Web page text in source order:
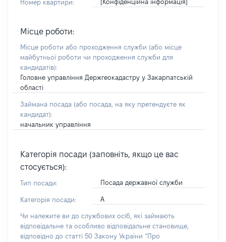
Номер квартири: [Конфіденційна інформація]
Місце роботи:
Місце роботи або проходження служби (або місце
майбутньої роботи чи проходження служби для
кандидатів):
Головне управління Держгеокадастру у Закарпатській
області
Займана посада (або посада, на яку претендуєте як
кандидат):
начальник управління
Категорія посади (заповніть, якщо це вас
стосується):
Тип посади: Посада державної служби
Категорія посади: А
Чи належите ви до службових осіб, які займають
відповідальне та особливо відповідальне становище,
відповідно до статті 50 Закону України “Про